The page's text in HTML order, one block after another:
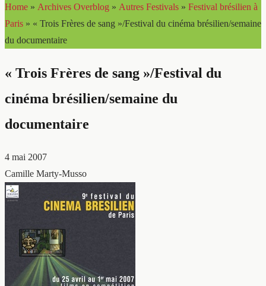
Home » Archives Overblog » Autres Festivals » Festival brésilien à
Paris » « Trois Frères de sang »/Festival du cinéma brésilien/semaine
du documentaire
« Trois Frères de sang »/Festival du
cinéma brésilien/semaine du
documentaire
4 mai 2007
Camille Marty-Musso